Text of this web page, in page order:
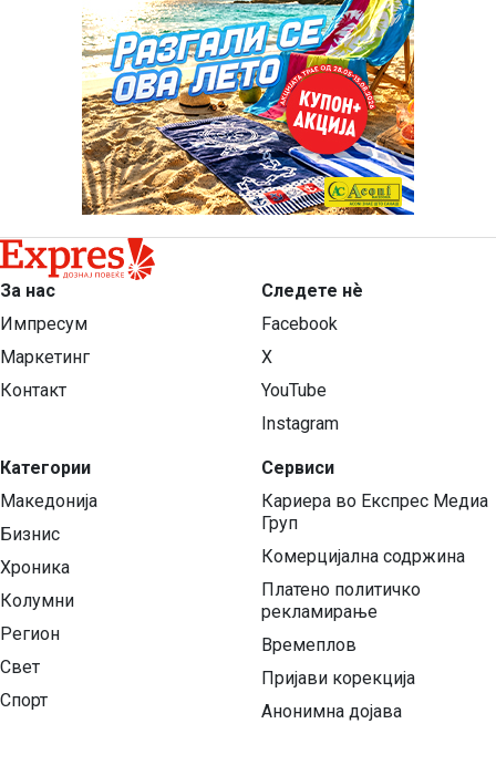
За нас
Импресум
Маркетинг
Контакт
Категории
Македонија
Бизнис
Хроника
Колумни
Регион
Свет
Спорт
Следете нѐ
Facebook
X
YouTube
Instagram
Сервиси
Кариера во Експрес Медиа
Груп
Комерцијална содржина
Платено политичко
рекламирање
Времеплов
Пријави корекција
Анонимна дојава